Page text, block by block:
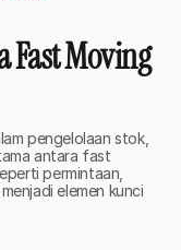
Fast Moving
pengelolaan stok,
antara fast
permintaan,
elemen kunci